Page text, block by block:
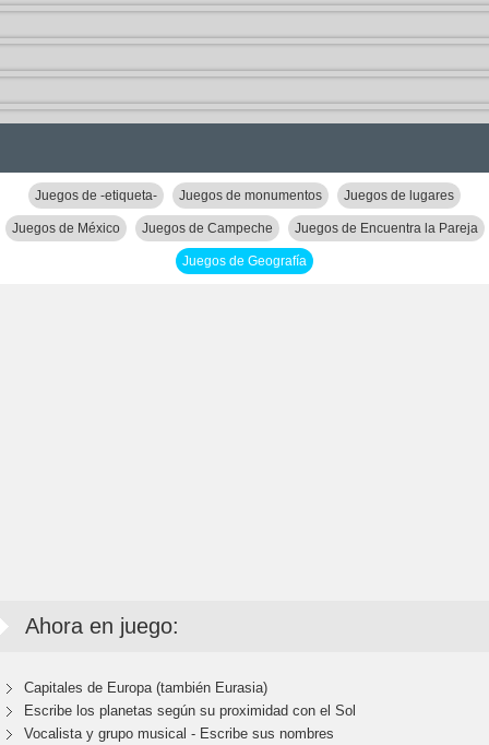
Juegos de -etiqueta- Juegos de monumentos Juegos de lugares
Juegos de México Juegos de Campeche Juegos de Encuentra la Pareja
Juegos de Geografía
Ahora en juego:
Capitales de Europa (también Eurasia)
Escribe los planetas según su proximidad con el Sol
Vocalista y grupo musical - Escribe sus nombres